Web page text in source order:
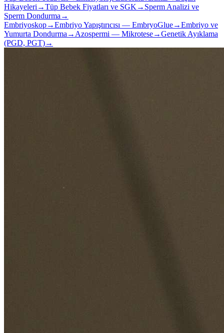
Hikayeleri →Tüp Bebek Fiyatları ve SGK → Sperm Analizi ve
Sperm Dondurma →
Embriyoskop→Embriyo Yapıştırıcısı — EmbryoGlue→Embriyo ve
Yumurta Dondurma → Azospermi — Mikrotese→Genetik Ayıklama
(PGD, PGT)→